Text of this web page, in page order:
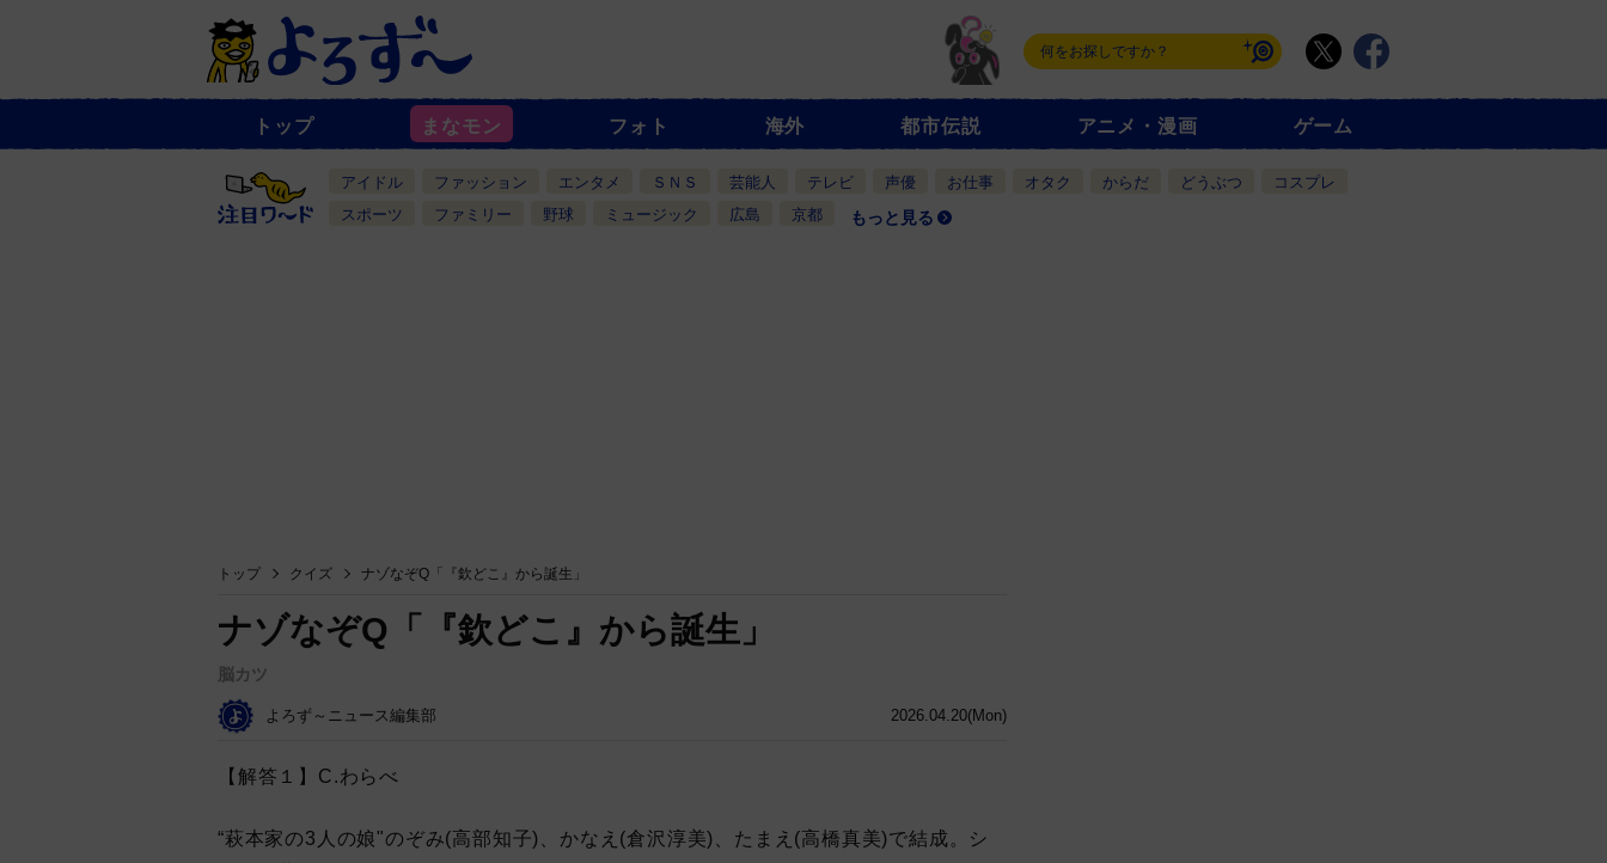
ュ
一
覧
トップ まなモン フォト 海外 都市伝説 アニメ・漫画 ゲーム
アイドル ファッション エンタメ ＳＮＳ 芸能人 テレビ 声優 お仕事 オタク からだ どうぶつ
コスプレ
スポーツ
ファミリー 野球 ミュージック 広島 京都 もっと見る
トップ クイズ ナゾなぞQ「『欽どこ』から誕生」
2026.04.20(Mon)
ナゾなぞQ「『欽どこ』から誕生」
脳カツ
よろず～ニュース編集部
【解答１】C.わらべ
“萩本家の3人の娘"のぞみ(高部知子)、かなえ(倉沢淳美)、たまえ(高橋真美)で結成。シ